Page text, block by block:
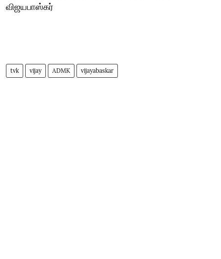
விஜயபாஸ்கர்
tvk vijay ADMK vijayabaskar